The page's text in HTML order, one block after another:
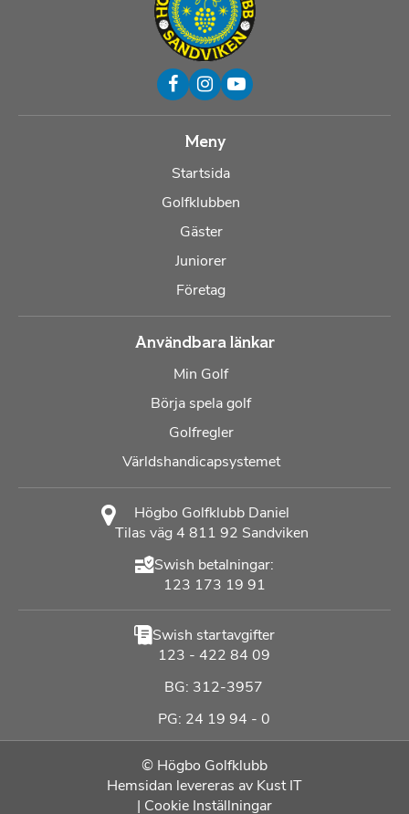
Meny
Startsida
Golfklubben
Gäster
Juniorer
Företag
Användbara länkar
Min Golf
Börja spela golf
Golfregler
Världshandicapsystemet
Högbo Golfklubb Daniel
Tilas väg 4 811 92 Sandviken
Swish betalningar:
123 173 19 91
Swish startavgifter
123 - 422 84 09
BG: 312-3957
PG: 24 19 94 - 0
© Högbo Golfklubb
Hemsidan levereras av Kust IT
| Cookie Inställningar